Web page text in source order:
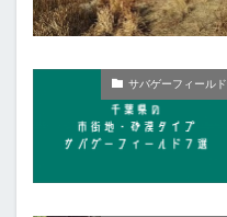
サバゲーフィールド